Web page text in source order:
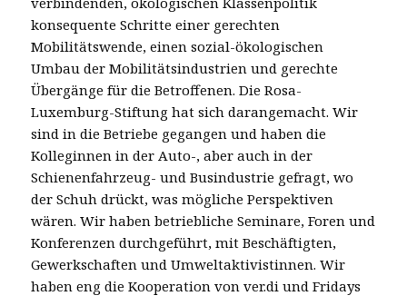
konsequente Schritte einer gerechten
Mobilitätswende, einen sozial-ökologischen
Umbau der Mobilitätsindustrien und gerechte
Übergänge für die Betroffenen. Die Rosa-
Luxemburg-Stiftung hat sich darangemacht. Wir
sind in die Betriebe gegangen und haben die
Kolleginnen in der Auto-, aber auch in der
Schienenfahrzeug- und Busindustrie gefragt, wo
der Schuh drückt, was mögliche Perspektiven
wären. Wir haben betriebliche Seminare, Foren und
Konferenzen durchgeführt, mit Beschäftigten,
Gewerkschaften und Umweltaktivistinnen. Wir
haben eng die Kooperation von ver.di und Fridays